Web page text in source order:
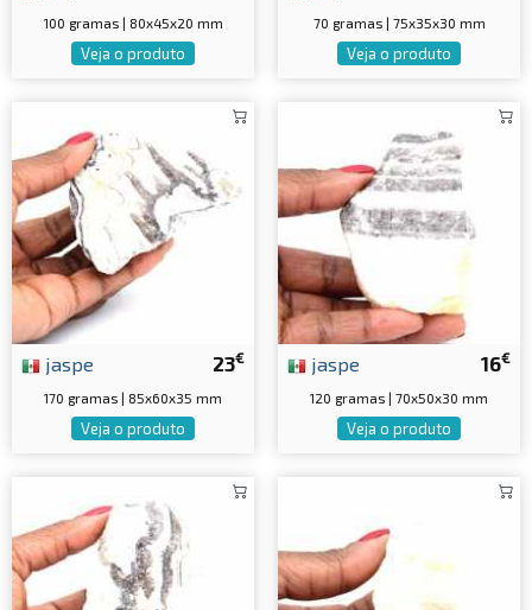
100 gramas | 80x45x20 mm
Veja o produto
70 gramas | 75x35x30 mm
Veja o produto
23€
jaspe
170 gramas | 85x60x35 mm
Veja o produto
16€
jaspe
120 gramas | 70x50x30 mm
Veja o produto